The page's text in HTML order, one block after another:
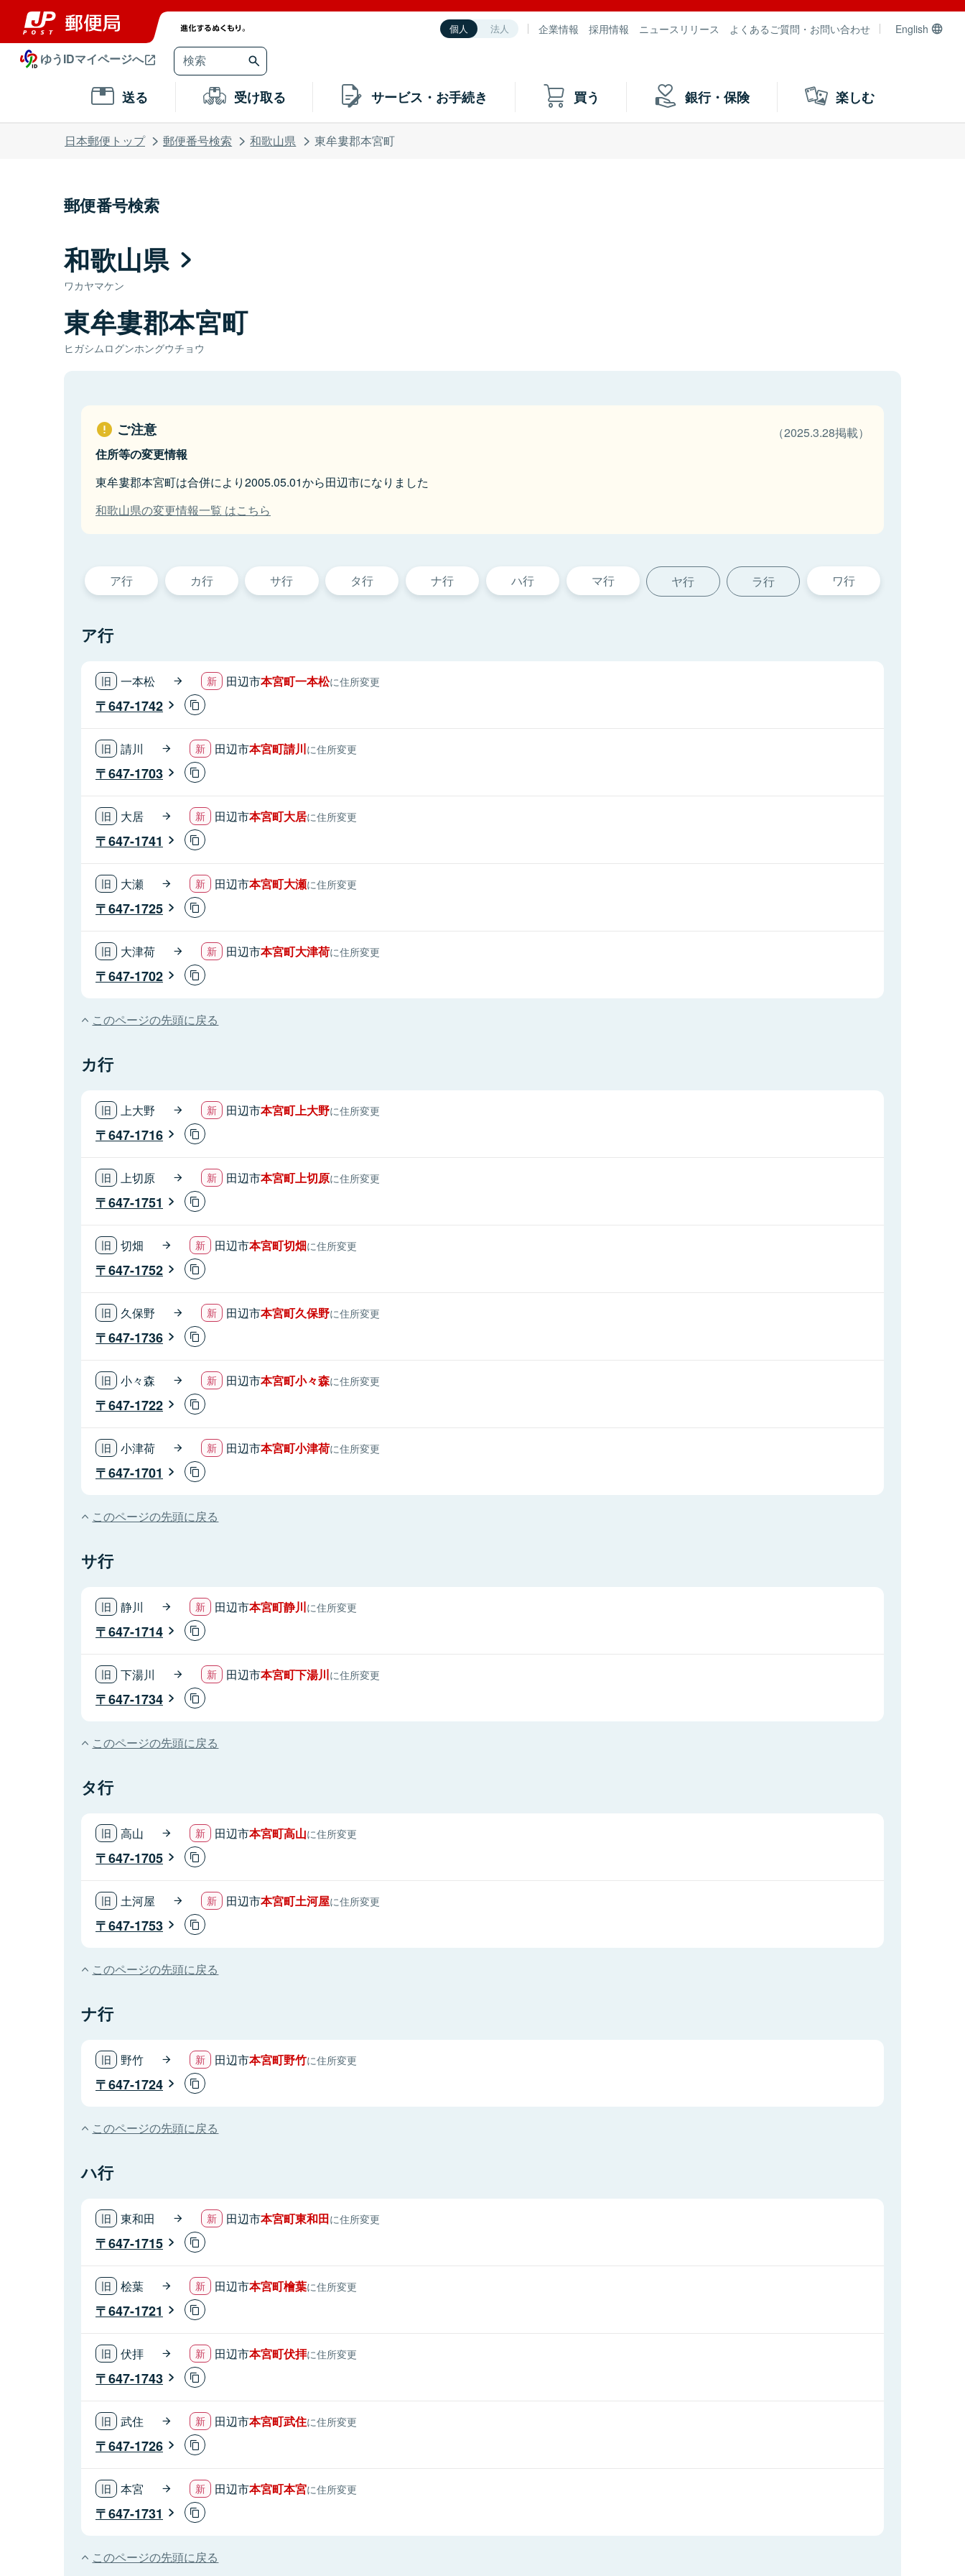
個人 法人 企業情報 採用情報 ニュースリリース よくあるご質問・お問い合わせ English
ゆうIDマイページへ
送る 受け取る サービス・お手続き 買う 銀行・保険 楽しむ
日本郵便トップ 郵便番号検索 和歌山県 東牟婁郡本宮町
郵便番号検索
和歌山県
ワカヤマケン
東牟婁郡本宮町
ヒガシムログンホングウチョウ
ご注意
（2025.3.28掲載）
住所等の変更情報
東牟婁郡本宮町は合併により2005.05.01から田辺市になりました
和歌山県の変更情報一覧 はこちら
ア行 カ行 サ行 タ行 ナ行 ハ行 マ行 ヤ行 ラ行 ワ行
ア行
一本松 田辺市本宮町一本松に住所変更
647-1742
請川 田辺市本宮町請川に住所変更
647-1703
大居 田辺市本宮町大居に住所変更
647-1741
大瀬 田辺市本宮町大瀬に住所変更
647-1725
大津荷 田辺市本宮町大津荷に住所変更
647-1702
このページの先頭に戻る
カ行
上大野 田辺市本宮町上大野に住所変更
647-1716
上切原 田辺市本宮町上切原に住所変更
647-1751
切畑 田辺市本宮町切畑に住所変更
647-1752
久保野 田辺市本宮町久保野に住所変更
647-1736
小々森 田辺市本宮町小々森に住所変更
647-1722
小津荷 田辺市本宮町小津荷に住所変更
647-1701
このページの先頭に戻る
サ行
静川 田辺市本宮町静川に住所変更
647-1714
下湯川 田辺市本宮町下湯川に住所変更
647-1734
このページの先頭に戻る
タ行
高山 田辺市本宮町高山に住所変更
647-1705
土河屋 田辺市本宮町土河屋に住所変更
647-1753
このページの先頭に戻る
ナ行
野竹 田辺市本宮町野竹に住所変更
647-1724
このページの先頭に戻る
ハ行
東和田 田辺市本宮町東和田に住所変更
647-1715
桧葉 田辺市本宮町檜葉に住所変更
647-1721
伏拝 田辺市本宮町伏拝に住所変更
647-1743
武住 田辺市本宮町武住に住所変更
647-1726
本宮 田辺市本宮町本宮に住所変更
647-1731
このページの先頭に戻る